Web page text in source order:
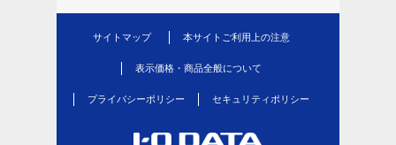
サイトマップ 本サイトご利用上の注意
表示価格・商品全般について
プライバシーポリシー セキュリティポリシー